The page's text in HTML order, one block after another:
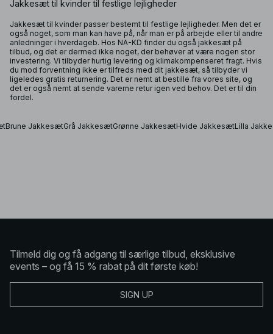
Jakkesæt til kvinder til festlige lejligheder
Jakkesæt til kvinder passer bestemt til festlige lejligheder. Men det er
også noget, som man kan have på, når man er på arbejde eller til andre
anledninger i hverdageb. Hos NA-KD finder du også jakkesæt på
tilbud, og det er dermed ikke noget, der behøver at være nogen stor
investering. Vi tilbyder hurtig levering og klimakompenseret fragt. Hvis
du mod forventning ikke er tilfreds med dit jakkesæt, så tilbyder vi
ligeledes gratis returnering. Det er nemt at bestille fra vores site, og
det er også nemt at sende varerne retur igen ved behov. Det er til din
fordel.
Brune JakkesætGrå JakkesætGrønne JakkesætHvide JakkesætLilla
Tilmeld dig og få adgang til særlige tilbud, eksklusive
events – og få 15 % rabat på dit første køb!
SIGN UP